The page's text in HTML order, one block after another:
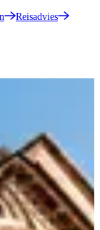
Reisadvies